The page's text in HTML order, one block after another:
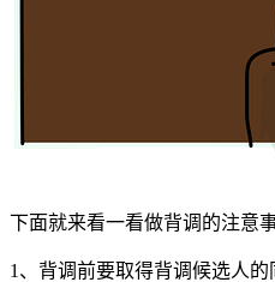
下面就来看一看做背调的注意事
1、背调前要取得背调候选人